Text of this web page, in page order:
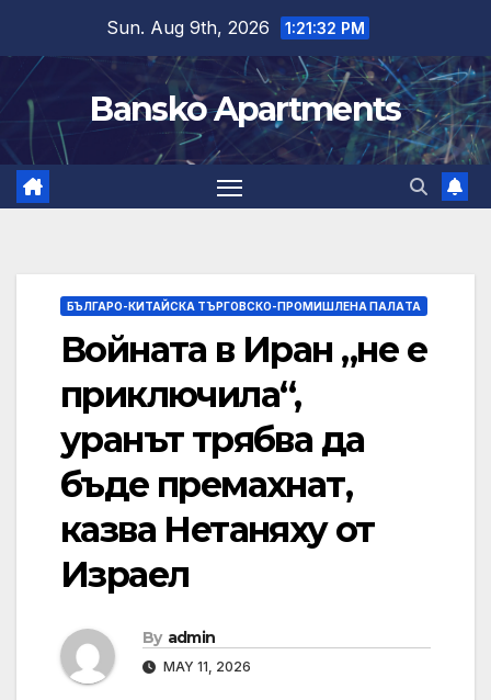
content
Sun. Aug 9th, 2026 1:21:33 PM
Bansko Apartments
БЪЛГАРО-КИТАЙСКА ТЪРГОВСКО-ПРОМИШЛЕНА ПАЛAТА
Войната в Иран „не е
приключила“,
уранът трябва да
бъде премахнат,
казва Нетаняху от
Израел
By admin
MAY 11, 2026